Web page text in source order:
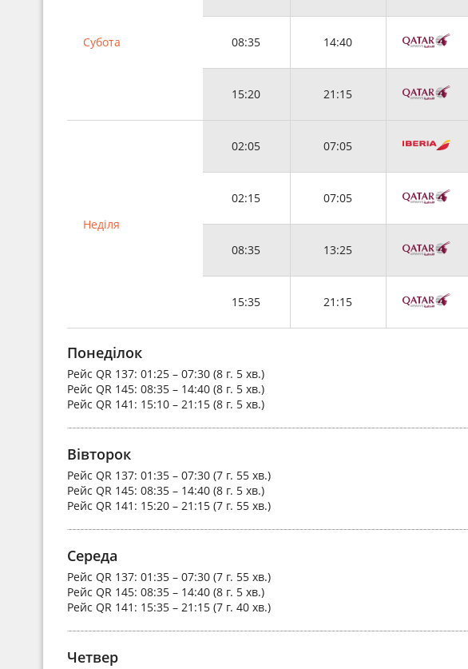
Субота 08:35 14:40
15:20 21:15
Неділя
02:05 07:05
02:15 07:05
08:35 13:25
15:35 21:15
Понеділок
Рейс QR 137: 01:25 – 07:30 (8 г. 5 хв.)
Рейс QR 145: 08:35 – 14:40 (8 г. 5 хв.)
Рейс QR 141 : 15:10 – 21:15 (8 г. 5 хв.)
Вівторок
Рейс QR 137: 01:35 – 07:30 (7 г. 55 хв.)
Рейс QR 145: 08:35 – 14:40 (8 г. 5 хв.)
Рейс QR 141 : 15:20 – 21:15 (7 г. 55 хв.)
Середа
Рейс QR 137: 01:35 – 07:30 (7 г. 55 хв.)
Рейс QR 145: 08:35 – 14:40 (8 г. 5 хв.)
Рейс QR 141 : 15:35 – 21:15 (7 г. 40 хв.)
Четвер